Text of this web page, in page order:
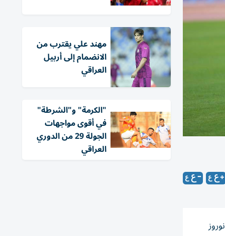
مهند علي يقترب من
الانضمام إلى أربيل
العراقي
"الكرمة" و"الشرطة"
في أقوى مواجهات
الجولة 29 من الدوري
العراقي